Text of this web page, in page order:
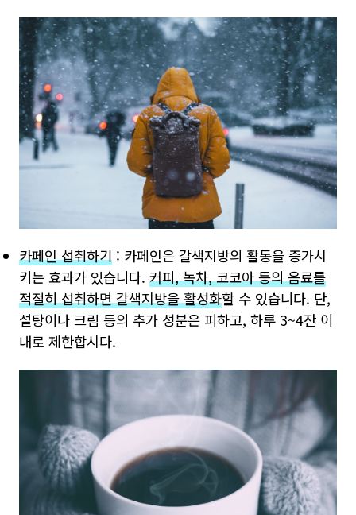
카페인 섭취하기 : 카페인은 갈색지방의 활동을 증가시
키는 효과가 있습니다. 커피, 녹차, 코코아 등의 음료를
적절히 섭취하면 갈색지방을 활성화할 수 있습니다. 단,
설탕이나 크림 등의 추가 성분은 피하고, 하루 3~4잔 이
내로 제한합시다.